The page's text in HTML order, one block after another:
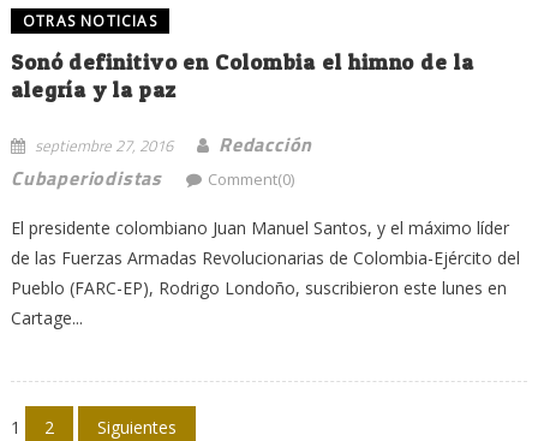
OTRAS NOTICIAS
Sonó definitivo en Colombia el himno de la
alegría y la paz
septiembre 27, 2016
Redacción
Cubaperiodistas
Comment(0)
El presidente colombiano Juan Manuel Santos, y el máximo líder
de las Fuerzas Armadas Revolucionarias de Colombia-Ejército del
Pueblo (FARC-EP), Rodrigo Londoño, suscribieron este lunes en
Cartage...
Navegación
1 2 Siguientes